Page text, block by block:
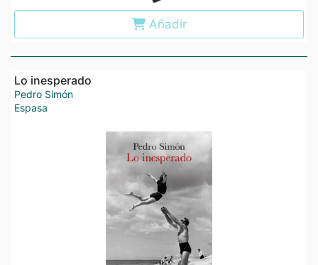
Añadir
Lo inesperado
Pedro Simón
Espasa